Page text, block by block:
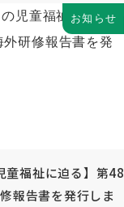
お知らせ
童福祉に迫る】第48
報告書を発行しま